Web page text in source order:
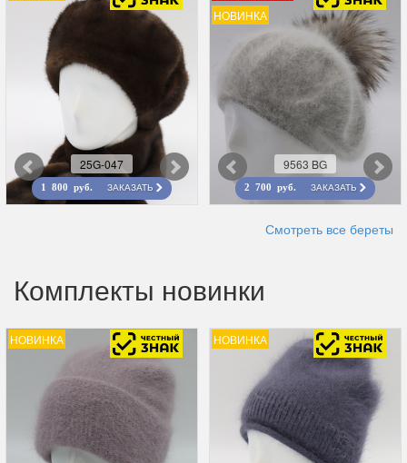
25G-047
1 800 руб. ЗАКАЗАТЬ
НОВИНКА
9563 BG
2 700 руб. ЗАКАЗАТЬ
Смотреть все береты
Комплекты новинки
НОВИНКА НОВИНКА